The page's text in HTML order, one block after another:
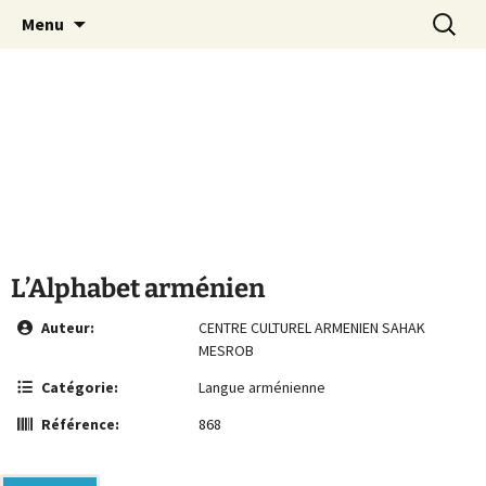
MCA Vienne
Le site de la Maison de la Culture
Arménienne de Vienne
Menu
L’Alphabet arménien
Auteur:
CENTRE CULTUREL ARMENIEN SAHAK
MESROB
Catégorie:
Langue arménienne
Référence:
868